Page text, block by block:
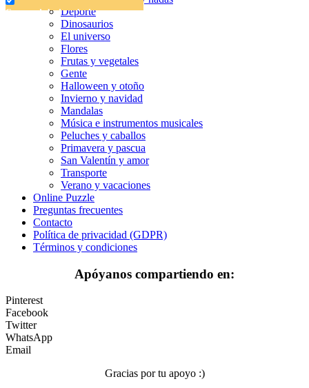
Cuentos de hadas y hadas
Frutas y vegetales
Halloween y otoño
Invierno y navidad
Mandalas
Música e instrumentos musicales
San Valentín y amor
Transporte
Verano y vacaciones
Libros para colorear para niños
Deporte
Dinosaurios
El universo
Flores
Frutas y vegetales
Gente
Halloween y otoño
Invierno y navidad
Mandalas
Música e instrumentos musicales
Peluches y caballos
Primavera y pascua
San Valentín y amor
Transporte
Verano y vacaciones
Online Puzzle
Preguntas frecuentes
Contacto
Política de privacidad (GDPR)
Términos y condiciones
Apóyanos compartiendo en:
Pinterest
Facebook
Twitter
WhatsApp
Email
Gracias por tu apoyo :)